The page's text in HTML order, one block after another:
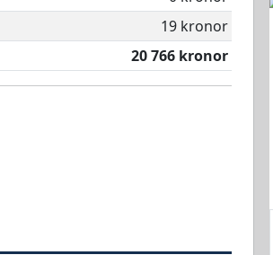
19 kronor
20 766 kronor